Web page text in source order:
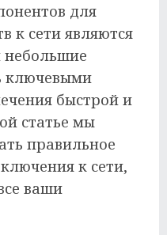
для
к сети являются
небольшие
ключевыми
быстрой и
статье мы
правильное
к сети,
ваши